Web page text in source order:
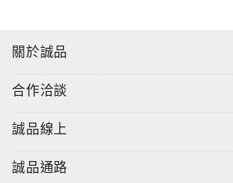
關於誠品
合作洽談
誠品線上
誠品通路